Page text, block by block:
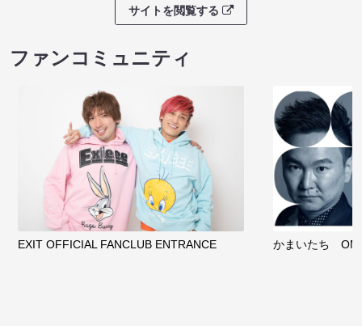
サイトを閲覧する
ファンコミュニティ
EXIT OFFICIAL FANCLUB ENTRANCE かまいたち